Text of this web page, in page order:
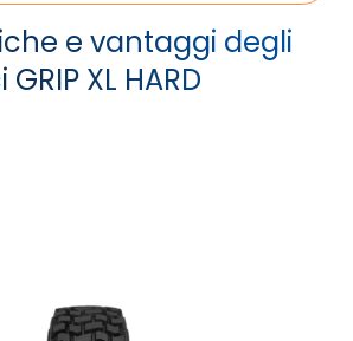
e vantaggi degli
XL HARD